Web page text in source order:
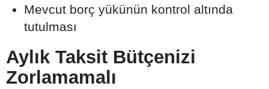
Mevcut borç yükünün kontrol altında
tutulması
Aylık Taksit Bütçenizi
Zorlamamalı